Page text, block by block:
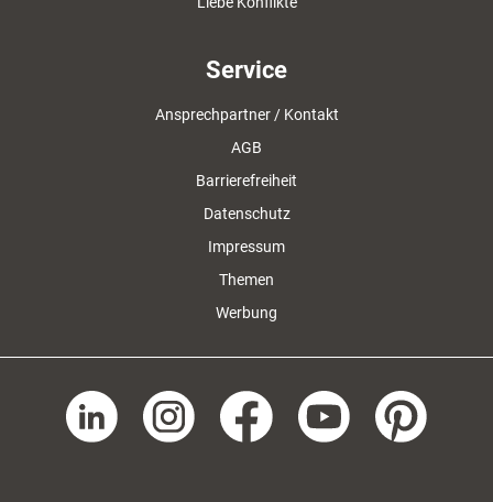
Service
Ansprechpartner / Kontakt
AGB
Barrierefreiheit
Datenschutz
Impressum
Themen
Werbung